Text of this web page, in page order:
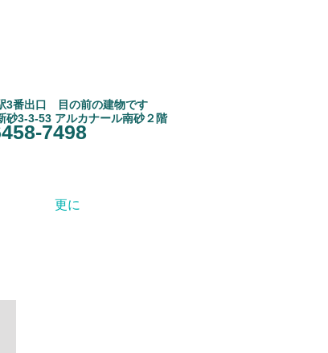
3​番出口 目の前の建物です
砂3-3-53 アルカナール南砂２階
7498
更に